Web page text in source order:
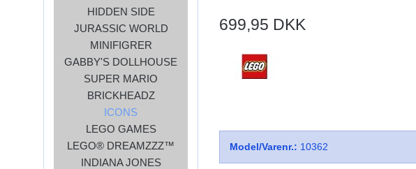
HIDDEN SIDE
JURASSIC WORLD
MINIFIGRER
GABBY'S DOLLHOUSE
SUPER MARIO
BRICKHEADZ
ICONS
LEGO GAMES
LEGO® DREAMZZZ™
INDIANA JONES
699,95 DKK
Model/Varenr.: 10362